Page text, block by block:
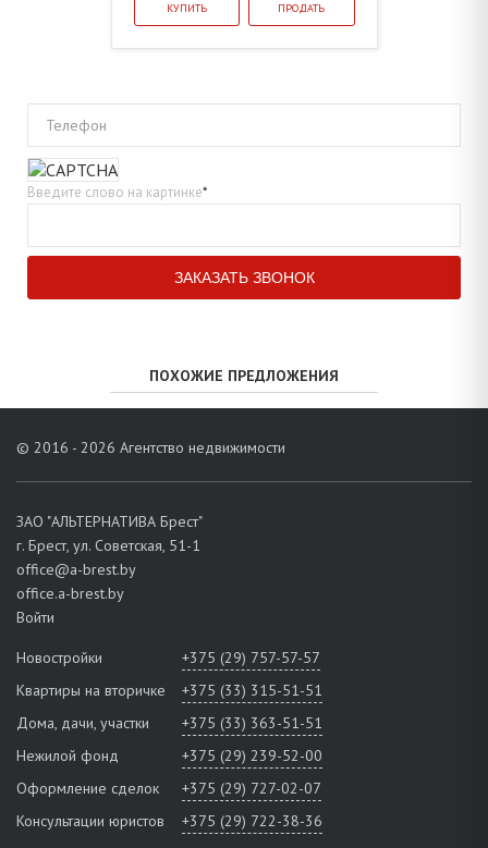
КУПИТЬ ПРОДАТЬ
Телефон
Введите слово на картинке*
ПОХОЖИЕ ПРЕДЛОЖЕНИЯ
© 2016 - 2026 Агентство недвижимости
ЗАО "АЛЬТЕРНАТИВА Брест"
г. Брест, ул. Советская, 51-1
office@a-brest.by
office.a-brest.by
Войти
Новостройки
+375 (29) 757-57-57
Квартиры на вторичке
+375 (33) 315-51-51
Дома, дачи, участки
+375 (33) 363-51-51
Нежилой фонд
+375 (29) 239-52-00
Оформление сделок
+375 (29) 727-02-07
Консультации юристов
+375 (29) 722-38-36